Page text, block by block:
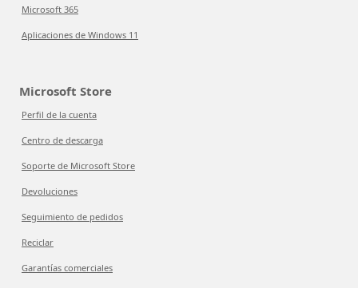
Microsoft 365
Aplicaciones de Windows 11
Microsoft Store
Perfil de la cuenta
Centro de descarga
Soporte de Microsoft Store
Devoluciones
Seguimiento de pedidos
Reciclar
Garantías comerciales